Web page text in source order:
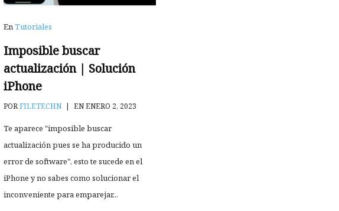
EnTutoriales
Imposible buscar
actualización | Solución
iPhone
PORFILETECHN | EN ENERO 2, 2023
Te aparece "imposible buscar
actualización pues se ha producido un
error de software", esto te sucede en el
iPhone y no sabes como solucionar el
inconveniente para emparejar...